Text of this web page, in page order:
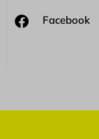
Facebook